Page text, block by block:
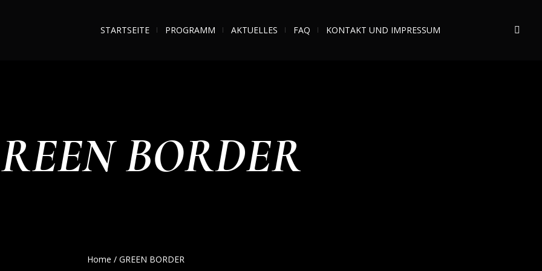
STARTSEITE PROGRAMM AKTUELLES FAQ KONTAKT UND IMPRESSUM
BORDER
Home / GREEN BORDER